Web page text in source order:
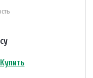
Купить